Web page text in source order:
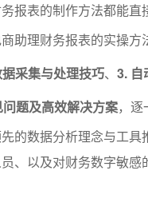
报表的制作方法都能直
助理财务报表的实操方
采集与处理技巧、 3. 自
题及高效解决方案，
的数据分析理念与工具
、以及对财务数字敏感